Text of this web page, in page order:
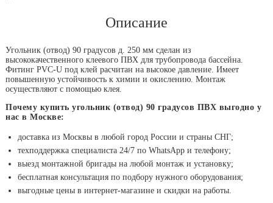
Описание
Угольник (отвод) 90 градусов д. 250 мм сделан из
высококачественного клеевого ПВХ для трубопровода бассейна.
Фитинг PVC-U под клей расчитан на высокое давление. Имеет
повышенную устойчивость к химии и окислению. Монтаж
осуществляют с помощью клея.
Почему купить угольник (отвод) 90 градусов ПВХ выгодно у
нас в Москве:
доставка из Москвы в любой город России и страны СНГ;
техподдержка специалиста 24/7 по WhatsApp и телефону;
выезд монтажной бригады на любой монтаж и установку;
бесплатная консультация по подбору нужного оборудования;
выгодные цены в интернет-магазине и скидки на работы.